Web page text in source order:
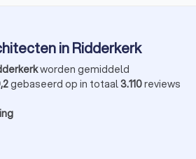
in Ridderkerk
worden gemiddeld
gebaseerd op in totaal3.110reviews